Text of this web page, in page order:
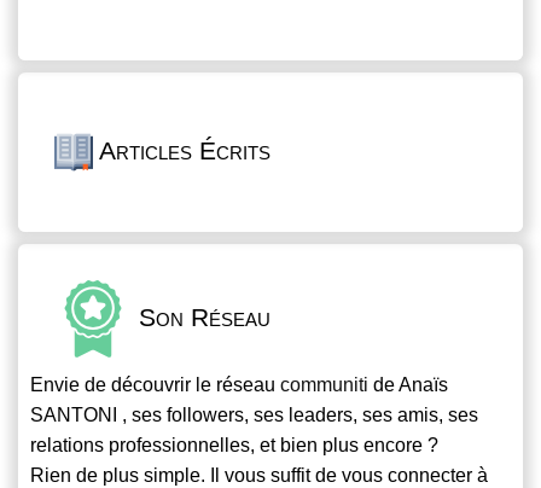
Articles Écrits
Son Réseau
Envie de découvrir le réseau communiti de Anaïs
SANTONI , ses followers, ses leaders, ses amis, ses
relations professionnelles, et bien plus encore ?
Rien de plus simple. Il vous suffit de vous connecter à